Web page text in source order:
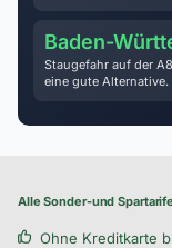
Baden-
Staugefahr auf der
eine gute Alternative.
Alle Sonder-und
Ohne Kreditkarte